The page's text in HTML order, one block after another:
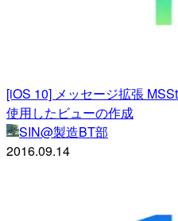
[iOS 10] メッセージ拡張
使用したビューの作成
SIN@製造BT部
2016.09.14